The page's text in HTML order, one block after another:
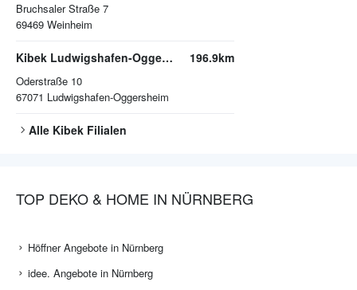
Bruchsaler Straße 7
69469 Weinheim
Kibek Ludwigshafen-Oggersheim
Oderstraße 10
67071 Ludwigshafen-Oggersheim
196.9km
Alle Kibek Filialen
TOP DEKO & HOME IN NÜRNBERG
Höffner Angebote in Nürnberg
idee. Angebote in Nürnberg